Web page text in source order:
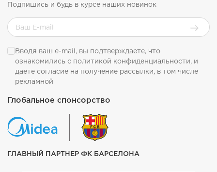
Глобальное спонсорство
ГЛАВНЫЙ ПАРТНЕР ФК БАРСЕЛОНА
Подпишись и будь в курсе наших новинок
Вводя ваш e-mail, вы подтверждаете, что
ознакомились с политикой конфиденциальности, и
даете согласие на получение рассылки, в том числе
рекламной